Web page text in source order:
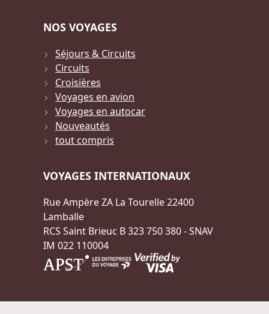
NOS VOYAGES
Séjours & Circuits
Circuits
Croisières
Voyages en avion
Voyages en autocar
Nouveautés
tout compris
VOYAGES INTERNATIONAUX
Rue Ampère ZA La Tourelle 22400
Lamballe
RCS Saint Brieuc B 323 750 380 - SNAV
IM 022 110004